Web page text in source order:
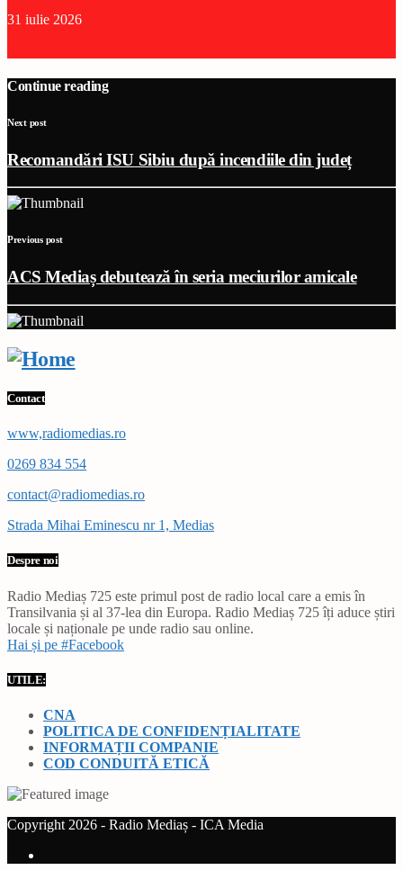
31 iulie 2026
Continue reading
Next post
Recomandări ISU Sibiu după incendiile din județ
Previous post
ACS Mediaș debutează în seria meciurilor amicale
Contact
www,radiomedias.ro
0269 834 554
contact@radiomedias.ro
Strada Mihai Eminescu nr 1, Medias
Despre noi
Radio Mediaș 725 este primul post de radio local care a emis în
Transilvania și al 37-lea din Europa. Radio Mediaș 725 îți aduce știri
locale și naționale pe unde radio sau online.
Hai și pe #Facebook
UTILE:
CNA
POLITICA DE CONFIDENȚIALITATE
INFORMAȚII COMPANIE
COD CONDUITĂ ETICĂ
Copyright 2026 - Radio Mediaș - ICA Media